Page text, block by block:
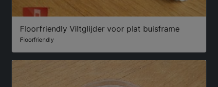
Floorfriendly Viltglijder voor plat buisframe
Floorfriendly